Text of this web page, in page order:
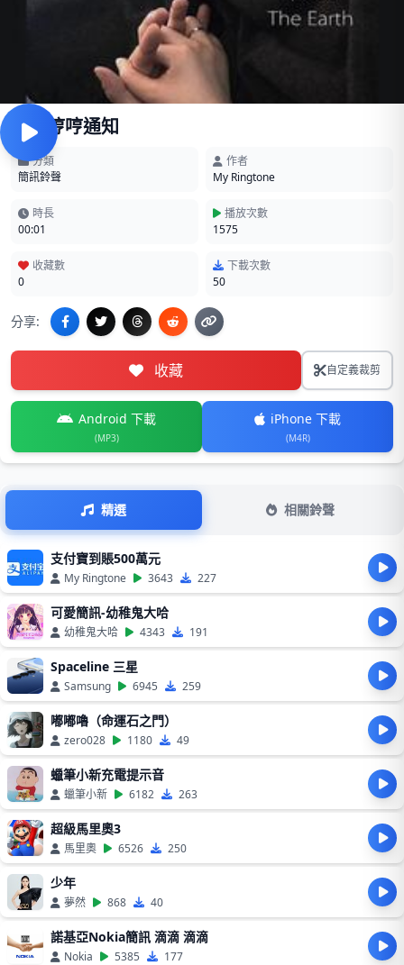
小豬哼哼通知
分類
簡訊鈴聲
作者
My Ringtone
時長
00:01
播放次數
1575
收藏數
0
下載次數
50
分享:
收藏 自定義裁剪
Android 下載
(MP3)
iPhone 下載
(M4R)
精選 相關鈴聲
支付寶到賬500萬元
My Ringtone 3643 227
可愛簡訊-幼稚鬼大哈
幼稚鬼大哈 4343 191
Spaceline 三星
Samsung 6945 259
嘟嘟嚕（命運石之門）
zero028 1180 49
蠟筆小新充電提示音
蠟筆小新 6182 263
超級馬里奧3
馬里奧 6526 250
少年
夢然 868 40
諾基亞Nokia簡訊 滴滴 滴滴
Nokia 5385 177